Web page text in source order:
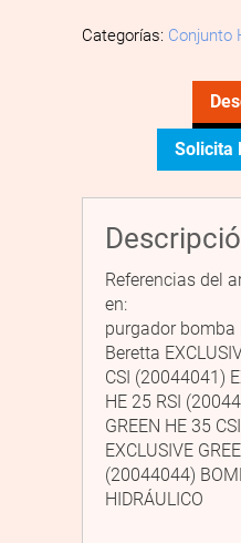
Categorías: Conjunto
Solicita
Referencias del
en:
purgador bomba
Beretta
CSI (20044041)
HE 25 RSI
GREEN HE 35
EXCLUSIVE
(20044044)
HIDRÁULICO